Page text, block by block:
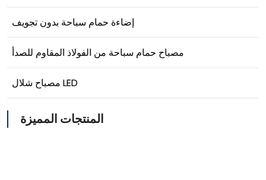
إضاءة حمام سباحة بدون تجويف
مصباح حمام سباحة من الفولاذ المقاوم للصدأ
مصباح شلال LED
المنتجات المميزة